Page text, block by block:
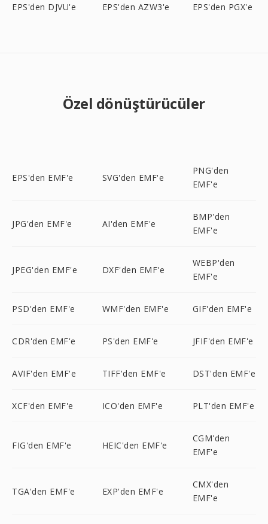
EPS'den DJVU'e EPS'den AZW3'e EPS'den PGX'e
Özel dönüştürücüler
EPS'den EMF'e SVG'den EMF'e
PNG'den
EMF'e
JPG'den EMF'e AI'den EMF'e
BMP'den
EMF'e
JPEG'den EMF'e DXF'den EMF'e
WEBP'den
EMF'e
PSD'den EMF'e WMF'den EMF'e GIF'den EMF'e
CDR'den EMF'e PS'den EMF'e JFIF'den EMF'e
AVIF'den EMF'e TIFF'den EMF'e DST'den EMF'e
XCF'den EMF'e ICO'den EMF'e PLT'den EMF'e
FIG'den EMF'e HEIC'den EMF'e
CGM'den
EMF'e
TGA'den EMF'e EXP'den EMF'e
CMX'den
EMF'e